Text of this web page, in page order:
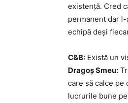
existență. Cred
permanent dar
echipă deși
C&B: Există un
Dragoș Smeu:
care să calce pe
lucrurile bune